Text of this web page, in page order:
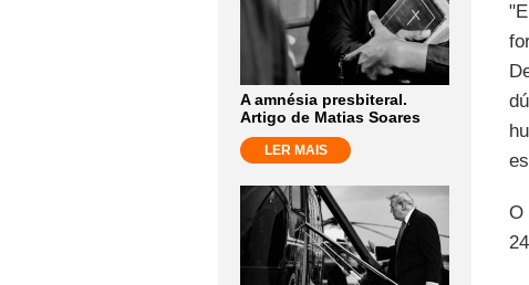
A amnésia presbiteral.
Artigo de Matias Soares
LER MAIS
O